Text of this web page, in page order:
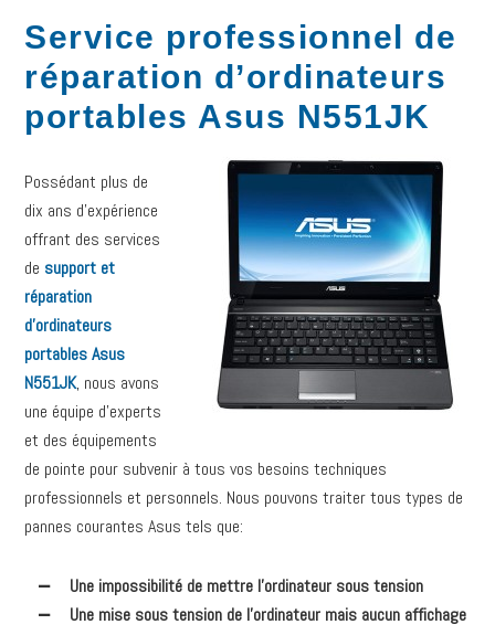
Service professionnel de
réparation d’ordinateurs
portables Asus N551JK
Possédant plus de
dix ans d’expérience
offrant des services
de support et
réparation
d’ordinateurs
portables Asus
N551JK, nous avons
une équipe d’experts
et des équipements
de pointe pour subvenir à tous vos besoins techniques
professionnels et personnels. Nous pouvons traiter tous types de
pannes courantes Asus tels que:
Une impossibilité de mettre l’ordinateur sous tension
Une mise sous tension de l’ordinateur mais aucun affichage